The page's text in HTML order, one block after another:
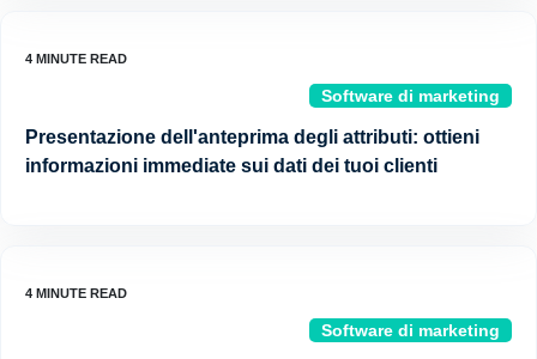
Software di marketing
Presentazione dell'anteprima degli attributi: ottieni
informazioni immediate sui dati dei tuoi clienti
Software di marketing